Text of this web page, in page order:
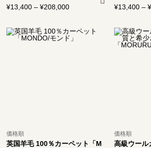
イン」
¥13,400 –¥208,000
¥13,400
ア」
¥13,400 –¥
価格順
英国羊毛 100％カーペット「M
価格順
高級ウール